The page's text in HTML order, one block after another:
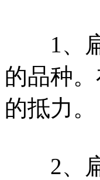
1、扁
的品种
的抵力。
2、扁